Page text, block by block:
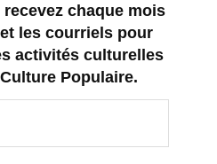
chaque mois
les courriels pour
activités culturelles
Populaire.